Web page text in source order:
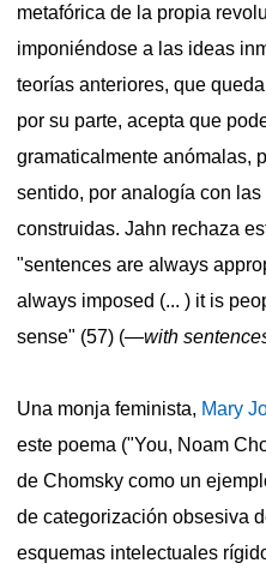
metafórica de la propia
imponiéndose a las ideas
teorías anteriores, que
por su parte, acepta que
gramaticalmente anómalas,
sentido, por analogía con
construidas. Jahn rechaza
"sentences are always
always imposed (... ) it is
sense" (57) (—with
Una monja feminista, Mary
este poema ("You, Noam
de Chomsky como un
de categorización obsesiva
esquemas intelectuales